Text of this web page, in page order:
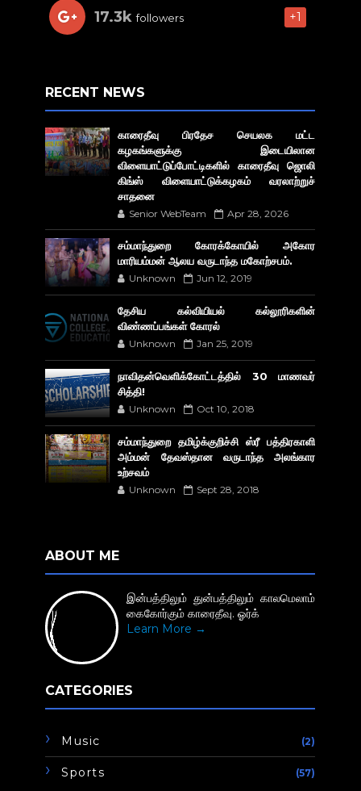
17.3k followers +1
RECENT NEWS
காரைதீவு பிரதேச செயலக மட்ட
கழகங்களுக்கு இடையிலான
விளையாட்டுப்போட்டிகளில் காரைதீவு ஜொலி
கிங்ஸ் விளையாட்டுக்கழகம் வரலாற்றுச்
சாதனை
Senior WebTeam Apr 28, 2026
சம்மாந்துறை கோரக்கோயில் அகோர​
மாரியம்மன் ஆலய வருடாந்த மகோற்சபம்.
Unknown Jun 12, 2019
தேசிய கல்வியியல் கல்லூரிகளின்
விண்ணப்பங்கள் கோரல்
Unknown Jan 25, 2019
நாவிதன்வெளிக்கோட்டத்தில் 30 மாணவர்
சித்தி!
Unknown Oct 10, 2018
சம்மாந்துறை தமிழ்க்குறிச்சி ஸ்ரீ பத்திரகாளி
அம்மன் தேவஸ்தான வருடாந்த அலங்கார
உற்சவம்
Unknown Sept 28, 2018
ABOUT ME
இன்பத்திலும் துன்பத்திலும் காலமெலாம்
கைகோர்கும் காரைதீவு. ஓர்க்
Learn More →
CATEGORIES
Music (2)
Sports (57)